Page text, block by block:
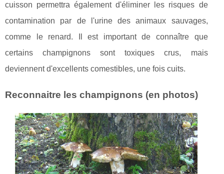
cuisson permettra également d'éliminer les risques de
contamination par de l'urine des animaux sauvages,
comme le renard. Il est important de connaître que
certains champignons sont toxiques crus, mais
deviennent d'excellents comestibles, une fois cuits.
Reconnaitre les champignons (en photos)